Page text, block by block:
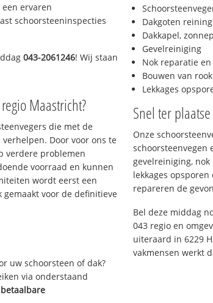
ervaren
schoorsteeninspecties
043-2061246! Wij staan
Maastricht?
die met de
Door voor ons te
verdere problemen
voorraad en kunnen
wordt eerst een
voor de definitieve
uw schoorsteen of dak?
via onderstaand
betaalbare
Dakgoten
Dakkapel,
Gevelreiniging
Nok reparatie
Bouwen van
Lekkages
Snel ter plaatse
Onze
schoorsteenvegen
gevelreiniging,
lekkages
repareren de
Bel deze middag
043 regio en
uiteraard in 6229
vakmensen werkt